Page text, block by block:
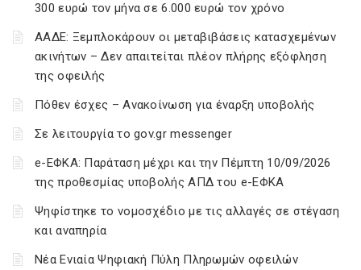
300 ευρώ τον μήνα σε 6.000 ευρώ τον χρόνο
ΑΑΔΕ: Ξεμπλοκάρουν οι μεταβιβάσεις κατασχεμένων
ακινήτων – Δεν απαιτείται πλέον πλήρης εξόφληση
της οφειλής
Πόθεν έσχες – Ανακοίνωση για έναρξη υποβολής
Σε λειτουργία το gov.gr messenger
e-ΕΦΚΑ: Παράταση μέχρι και την Πέμπτη 10/09/2026
της προθεσμίας υποβολής ΑΠΔ του e-ΕΦΚΑ
Ψηφίστηκε το νομοσχέδιο με τις αλλαγές σε στέγαση
και αναπηρία
Νέα Ενιαία Ψηφιακή Πύλη Πληρωμών οφειλών